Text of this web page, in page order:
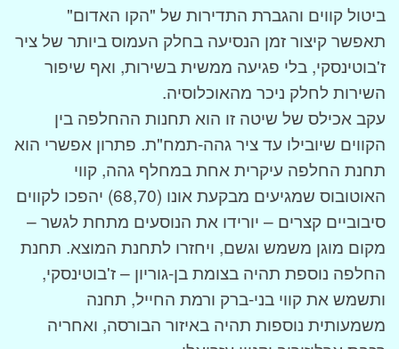
ביטול קווים והגברת התדירות של "הקו האדום"
תאפשר קיצור זמן הנסיעה בחלק העמוס ביותר של ציר
ז'בוטינסקי, בלי פגיעה ממשית בשירות, ואף שיפור
השירות לחלק ניכר מהאוכלוסיה.
עקב אכילס של שיטה זו הוא תחנות ההחלפה בין
הקווים שיובילו עד ציר גהה-תמח"ת. פתרון אפשרי הוא
תחנת החלפה עיקרית אחת במחלף גהה, קווי
האוטובוס שמגיעים מבקעת אונו (68,70) יהפכו לקווים
סיבוביים קצרים – יורידו את הנוסעים מתחת לגשר –
מקום מוגן משמש וגשם, ויחזרו לתחנת המוצא. תחנת
החלפה נוספת תהיה בצומת בן-גוריון – ז'בוטינסקי,
ותשמש את קווי בני-ברק ורמת החייל, תחנה
משמעותית נוספות תהיה באיזור הבורסה, ואחריה